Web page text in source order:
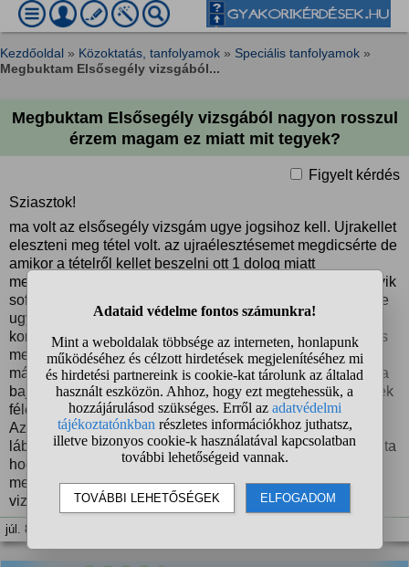
Kezdőoldal » Közoktatás, tanfolyamok » Speciális tanfolyamok »
Megbuktam Elsősegély vizsgából...
Megbuktam Elsősegély vizsgából nagyon rosszul
érzem magam ez miatt mit tegyek?
Figyelt kérdés
Sziasztok!
ma volt az elsősegély vizsgám ugye jogsihoz kell. Ujrakellet
eleszteni meg tétel volt. az ujraélesztésemet megdicsérte de
amikor a tételről kellet beszelni ott 1 dolog miatt
megbuktatott. Az volt a tételem hogy 2 auto ütközött az egyik
sofőr a kormányon fekszik a másik meg nem bir járni. Ugye
ugy kezdtem hogy odamegyek ahhoz az emberhez aki a
kormányon fekszik mindegy itt elmondtam a lényeget ezt is
megdicsérte. Utánna mondtam neki hogy odamegyek a
másik emberhez aki ugye nem tud járni megkérdezem mi a
baja es modnja hogy eltört a lába. Na mondtam hogy rautek
féle fogással kihuzom a kocsibol és lefektetem a földre.
Aztán megkérdezte a vizsgásztató hogy mit csináljak a
lábbal. Nem is értettem a kérdést. Mondom rögzitem mondta
hogy nem mert ugy kell rakni hogy ne fájjon neki es ezért
megbuktatott. Szerintetek én vagyok a szar vagy a
vizsgabiztos volt szigorú?
júl. 8. 17:38